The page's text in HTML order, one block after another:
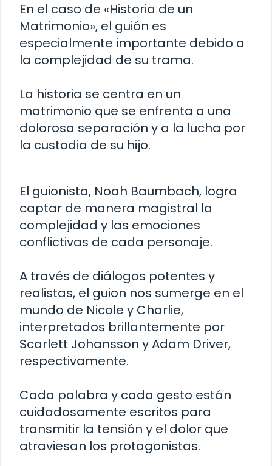
En el caso de «Historia de un
Matrimonio», el guión es
especialmente importante debido a
la complejidad de su trama.
La historia se centra en un
matrimonio que se enfrenta a una
dolorosa separación y a la lucha por
la custodia de su hijo.
El guionista, Noah Baumbach, logra
captar de manera magistral la
complejidad y las emociones
conflictivas de cada personaje.
A través de diálogos potentes y
realistas, el guion nos sumerge en el
mundo de Nicole y Charlie,
interpretados brillantemente por
Scarlett Johansson y Adam Driver,
respectivamente.
Cada palabra y cada gesto están
cuidadosamente escritos para
transmitir la tensión y el dolor que
atraviesan los protagonistas.